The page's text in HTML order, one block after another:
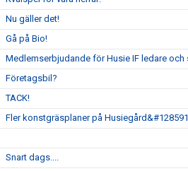
Nu gäller det!
Gå på Bio!
Medlemserbjudande för Husie IF ledare och
Företagsbil?
TACK!
Fler konstgräsplaner på
Snart dags....